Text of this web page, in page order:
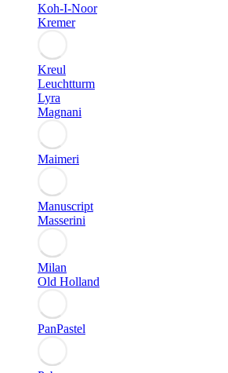
Koh-I-Noor
Kremer
Kreul
Leuchtturm
Lyra
Magnani
Maimeri
Manuscript
Masserini
Milan
Old Holland
PanPastel